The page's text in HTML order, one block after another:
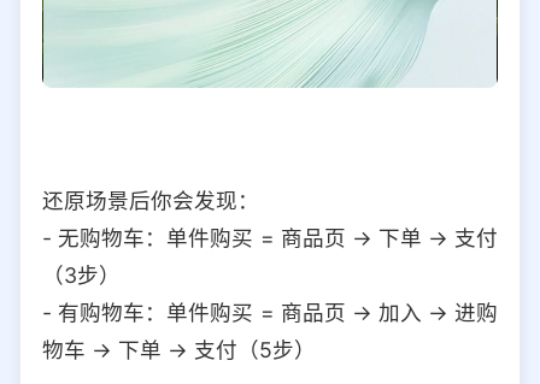
还原场景后你会发现：
- 无购物车：单件购买 = 商品页 → 下单 → 支付
（3步）
- 有购物车：单件购买 = 商品页 → 加入 → 进购
物车 → 下单 → 支付（5步）